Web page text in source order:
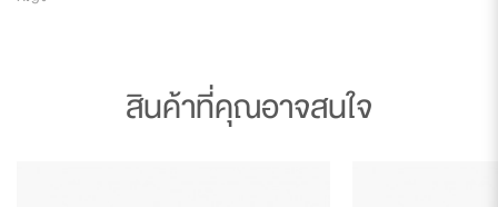
สินค้าที่คุณอาจสนใจ